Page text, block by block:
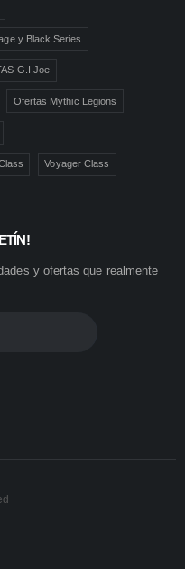
y Black Series
G.I.Joe
Ofertas Mythic Legions
Voyager Class
y ofertas que realmente